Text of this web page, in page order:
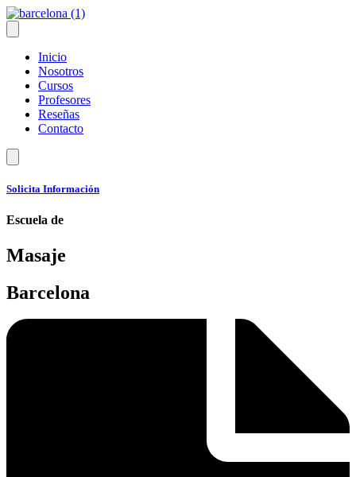
Inicio
Nosotros
Cursos
Profesores
Reseñas
Contacto
Solicita Información
Escuela de
Masaje
Barcelona